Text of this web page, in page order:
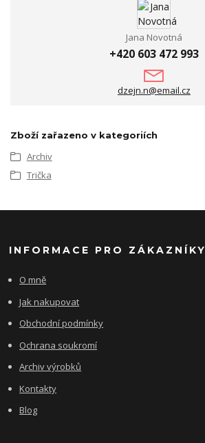
Jana Novotná
+420 603 472 993
dzejn.n@email.cz
Zboží zařazeno v kategoriích
Archiv
Trička
INFORMACE PRO ZÁKAZNÍKY
O mně
Jak nakupovat
Obchodní podmínky
Ochrana soukromí
Archiv výrobků
Kontakty
Blog